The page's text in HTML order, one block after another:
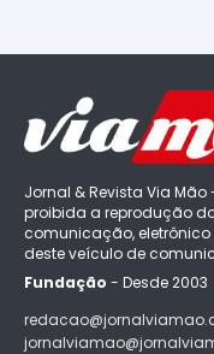
Jornal & Revista Via
proibida a reprodução
comunicação,
deste veículo de
Fundação - Desde 2003